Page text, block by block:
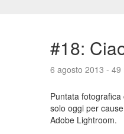
#18:
6 agosto 2013 - 49
Puntata
solo oggi per
Adobe Lightroom.